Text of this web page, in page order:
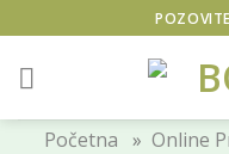
to
content
Početna » Online